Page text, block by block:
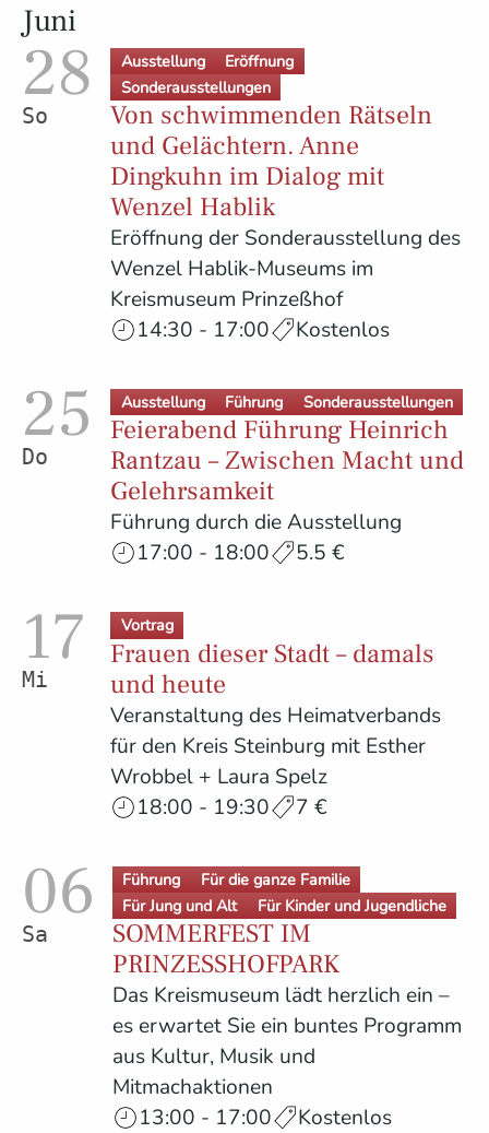
Juni
28
Sonntag
Ausstellung
Eröffnung
Sonderausstellungen
Von schwimmenden Rätseln
und Gelächtern. Anne
Dingkuhn im Dialog mit
Wenzel Hablik
Eröffnung der Sonderausstellung des
Wenzel Hablik-Museums im
Kreismuseum Prinzeßhof
14:30 - 17:00
Kostenlos
25
Donnerstag
Ausstellung Führung Sonderausstellungen
Feierabend Führung Heinrich
Rantzau – Zwischen Macht und
Gelehrsamkeit
Führung durch die Ausstellung
17:00 - 18:00
5.5 €
17
Mittwoch
Vortrag
Frauen dieser Stadt – damals
und heute
Veranstaltung des Heimatverbands
für den Kreis Steinburg mit Esther
Wrobbel + Laura Spelz
18:00 - 19:30
7 €
06
Samstag
Führung
Für die ganze Familie
Für Jung und Alt
Für Kinder und Jugendliche
SOMMERFEST IM
PRINZESSHOFPARK
Das Kreismuseum lädt herzlich ein –
es erwartet Sie ein buntes Programm
aus Kultur, Musik und
Mitmachaktionen
13:00 - 17:00
Kostenlos